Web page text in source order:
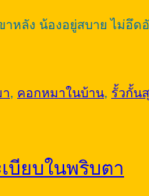
หลัง น้องอยู่สบาย ไม่อึด
, คอกหมาในบ้าน, รั้วกั้น
บียบในพริบตา